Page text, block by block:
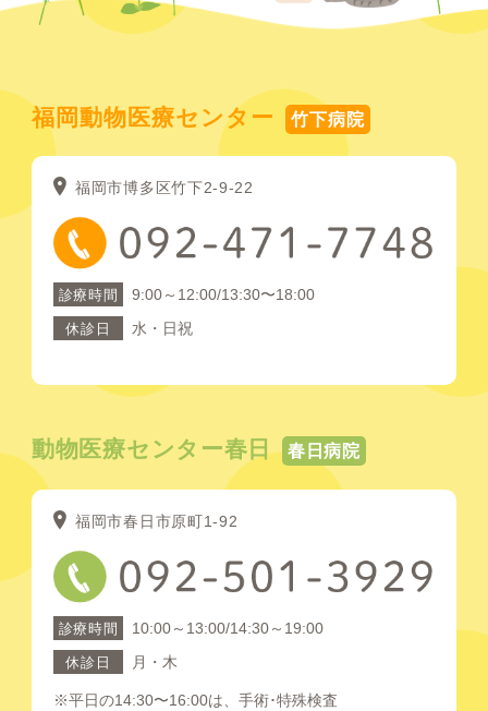
福岡動物医療センター 竹下病院
福岡市博多区竹下2-9-22
診療時間 9:00～12:00/13:30〜18:00
休診日 水・日祝
動物医療センター春日 春日病院
福岡市春日市原町1-92
診療時間 10:00～13:00/14:30～19:00
休診日 月・木
※平日の14:30〜16:00は、手術･特殊検査